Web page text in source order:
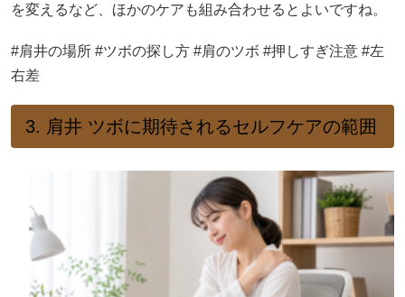
を変えるなど、ほかのケアも組み合わせるとよいですね。
#肩井の場所 #ツボの探し方 #肩のツボ #押しすぎ注意 #左
右差
3. 肩井 ツボに期待されるセルフケアの範囲